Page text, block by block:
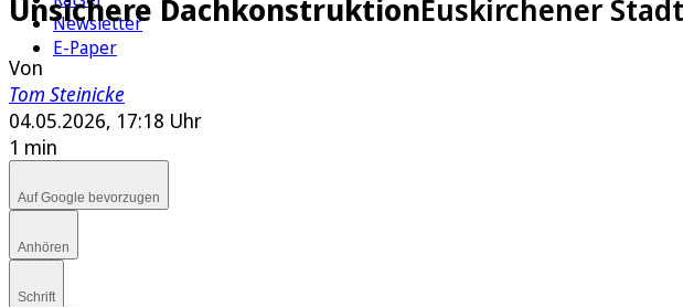
Newsletter
E-Paper
Unsichere DachkonstruktionEuskirchener
Von
Tom Steinicke
04.05.2026, 17:18 Uhr
1 min
Auf Google bevorzugen
Anhören
Schrift